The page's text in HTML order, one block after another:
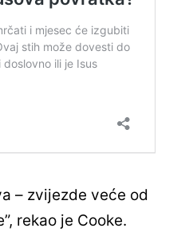
– zvijezde veće od
rekao je Cooke.